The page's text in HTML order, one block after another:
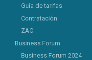
Guía de tarifas
Contratación
ZAC
Business Forum
Business Forum 2024